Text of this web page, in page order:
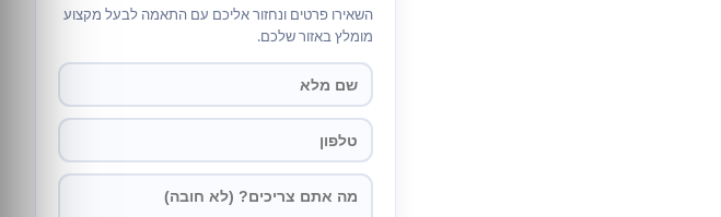
השאירו פרטים ונחזור אליכם עם התאמה לבעל מקצוע
מומלץ באזור שלכם.